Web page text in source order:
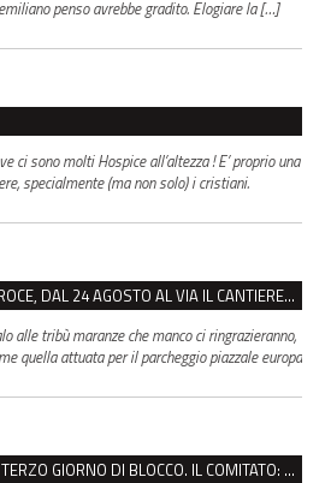
penso avrebbe gradito. Elogiare la […]
ci sono molti Hospice all’altezza ! E’ proprio una
specialmente (ma non solo) i cristiani.
REGGIO. PORTA SANTA CROCE, DAL 24 AGOSTO AL VIA IL CANTIERE PER IL NUOVO COLLETTORE FOGNARIO
alle tribù maranze che manco ci ringrazieranno,
quella attuata per il parcheggio piazzale europa
BOSCO OSPIZIO REGGIO, TERZO GIORNO DI BLOCCO. IL COMITATO: “PRESIDIO FINO A VENERDÌ”